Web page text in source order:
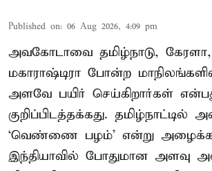
Published on: 06 Aug 2026, 4:09 pm
அவகோடாவை தமிழ்நாடு, கேரளா,
மகாராஷ்டிரா போன்ற
அளவே பயிர் செய்கிறார்கள்
குறிப்பிடத்தக்கது. தமிழ்நாட்டில்
‘வெண்ணை பழம்’ என்று
இந்தியாவில் போதுமான அளவு